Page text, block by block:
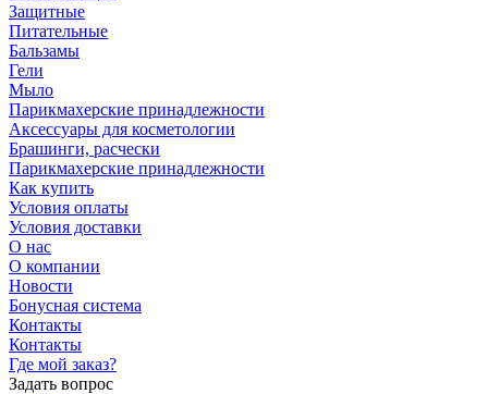
Защитные
Питательные
Бальзамы
Гели
Мыло
Парикмахерские принадлежности
Аксессуары для косметологии
Брашинги, расчески
Парикмахерские принадлежности
Как купить
Условия оплаты
Условия доставки
О нас
О компании
Новости
Бонусная система
Контакты
Контакты
Где мой заказ?
Задать вопрос